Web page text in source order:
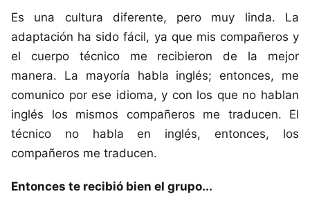
Es una cultura diferente, pero muy linda. La
adaptación ha sido fácil, ya que mis compañeros y
el cuerpo técnico me recibieron de la mejor
manera. La mayoría habla inglés; entonces, me
comunico por ese idioma, y con los que no hablan
inglés los mismos compañeros me traducen. El
técnico no habla en inglés, entonces, los
compañeros me traducen.
Entonces te recibió bien el grupo...